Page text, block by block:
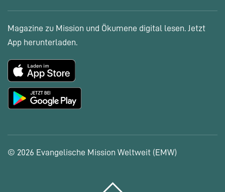
Magazine zu Mission und Ökumene digital lesen. Jetzt
App herunterladen.
© 2026 Evangelische Mission Weltweit (EMW)